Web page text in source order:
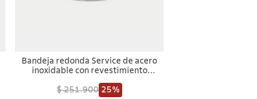
Bandeja redonda Service de acero
inoxidable con revestimiento
Tramontina
$ 251.900 25%